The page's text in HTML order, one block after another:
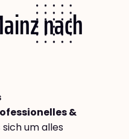
nach
&
sich um alles